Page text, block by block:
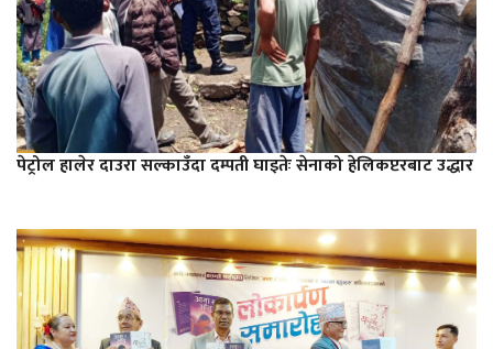
पेट्रोल हालेर दाउरा सल्काउँदा दम्पती घाइतेः सेनाको हेलिकप्टरबाट उद्धार